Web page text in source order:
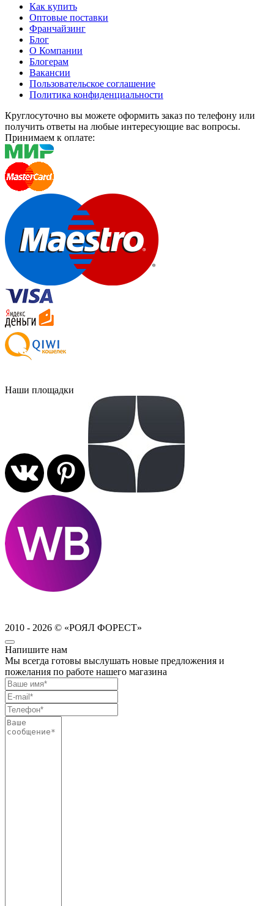
Как купить
Оптовые поставки
Франчайзинг
Блог
О Компании
Блогерам
Вакансии
Пользовательское соглашение
Политика конфиденциальности
Круглосуточно вы можете оформить заказ по телефону или
получить ответы на любые интересующие вас вопросы.
Принимаем к оплате:
Наши площадки
2010 - 2026 © «РОЯЛ ФОРЕСТ»
Напишите нам
Мы всегда готовы выслушать новые предложения и
пожелания по работе нашего магазина